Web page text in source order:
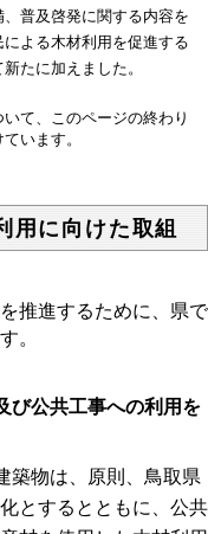
普及啓発に関する内容を
よる木材利用を促進する
たに加えました。
て、このページの終わり
います。
用に向けた取組
推進するために、県で
。
び公共工事への利用を
築物は、原則、鳥取県
とするとともに、公共